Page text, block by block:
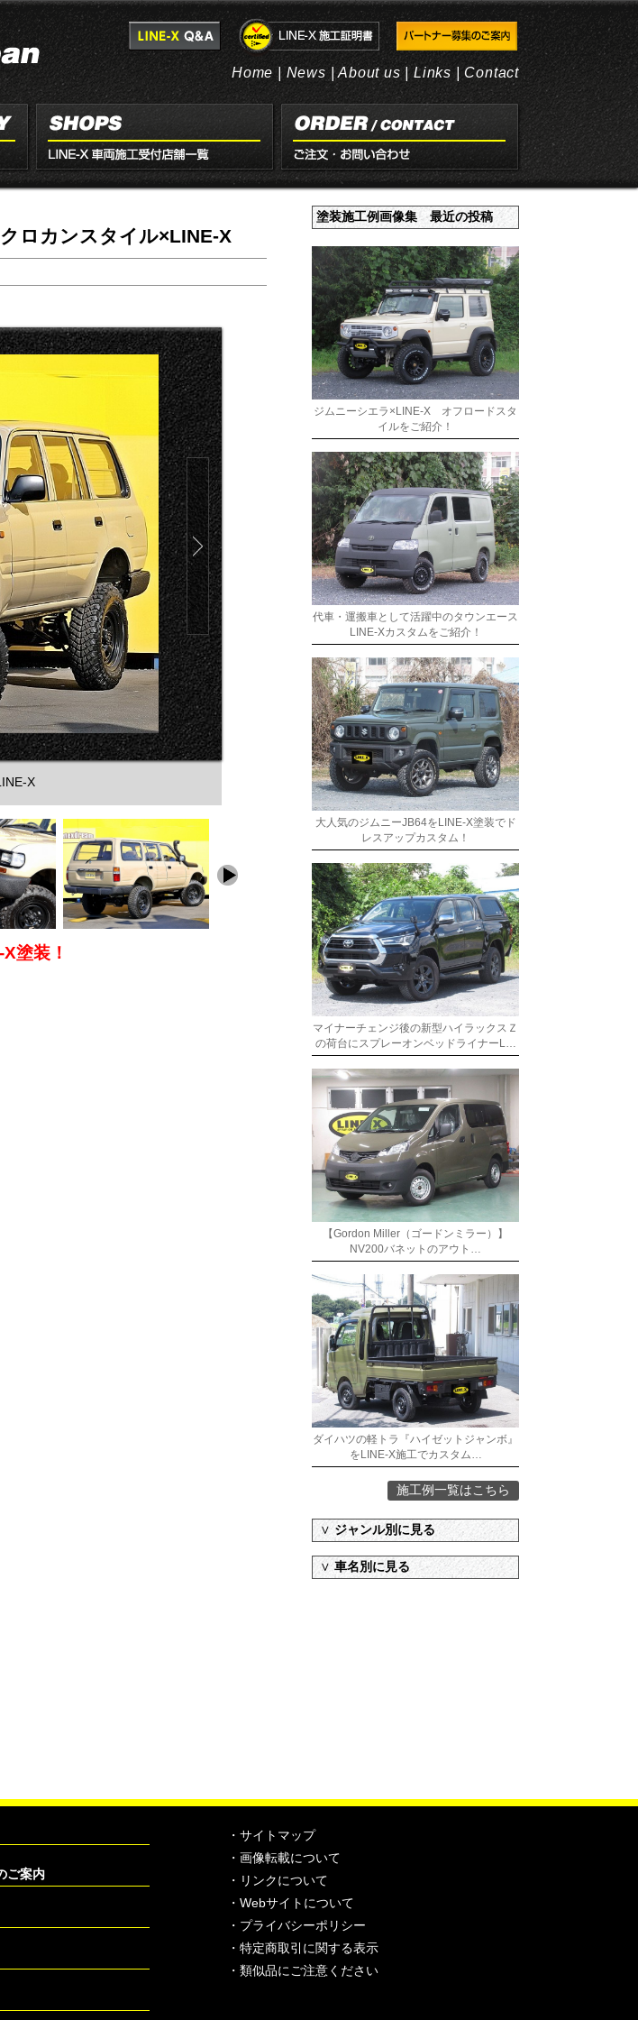
Home |News |About us | Links |Contact
ロカンスタイル×LINE-X
X
塗装！
塗装施工例画像集 最近の投稿
ジムニーシエラ×LINE-X オフロードスタ
イルをご紹介！
代車・運搬車として活躍中のタウンエース
LINE-Xカスタムをご紹介！
大人気のジムニーJB64をLINE-X塗装でド
レスアップカスタム！
マイナーチェンジ後の新型ハイラックスＺ
の荷台にスプレーオンベッドライナーL…
【Gordon Miller（ゴードンミラー）】
NV200バネットのアウト…
ダイハツの軽トラ『ハイゼットジャンボ』
をLINE-X施工でカスタム…
施工例一覧はこちら
∨ジャンル別に見る
∨車名別に見る
ご案内
・ サイトマップ
・ 画像転載について
・ リンクについて
・ Webサイトについて
・ プライバシーポリシー
・ 特定商取引に関する表示
・ 類似品にご注意ください